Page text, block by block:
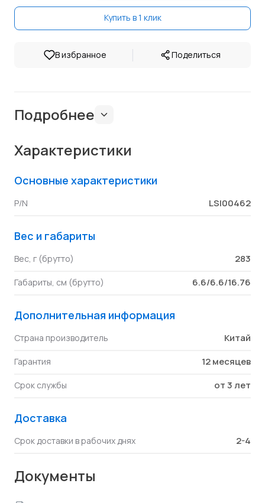
Купить в 1 клик
В избранное | Поделиться
Подробнее
Характеристики
Основные характеристики
P/N LSI00462
Вес и габариты
Вес, г (брутто) 283
Габариты, см (брутто) 6.6/6.6/16.76
Дополнительная информация
Страна производитель Китай
Гарантия 12 месяцев
Срок службы от 3 лет
Доставка
Срок доставки в рабочих днях 2-4
Документы